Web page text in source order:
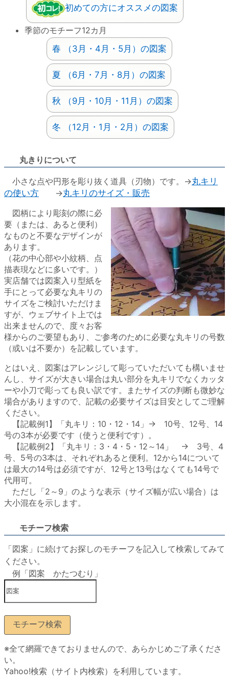
初めての方にオススメの図案
季節のモチーフ12カ月
春 （3月・4月・5月）の図案
夏 （6月・7月・8月）の図案
秋 （9月・10月・11月）の図案
冬 （12月・1月・2月）の図案
丸きりについて
小さな点や円形を彫り抜く道具（刃物）です。→丸キリ
の使い方 →丸キリのサイズ・販売
図柄により彫刻の際に必
要（または、あると便利）
なものと不要なデザインが
あります。
（花の中心部や小紋柄、点
描表現などに多いです。）
実店舗では図案入り型紙を
手にとって必要な丸キリの
サイズをご検討いただけま
すが、ウェブサイト上では
出来ませんので、度々お客
様からのご要望もあり、ご参考のために必要な丸キリの号数
（或いは不要か）を記載しています。
とはいえ、図案はアレンジして彫っていただいても構いませ
んし、サイズが大きい場合は丸い部分を丸キリでなくカッタ
ーや小刀で彫っても良い訳です。またサイズの判断も微妙な
場合がありますので、記載の必要サイズは目安としてご理解
ください。
【記載例1】「丸キリ：10・12・14」→ 10号、12号、14
号の3本が必要です（使うと便利です）。
【記載例2】「丸キリ：3・4・5・12～14」 → 3号、4
号、5号の3本は、それぞれあると便利。12から14について
は最大の14号は必須ですが、12号と13号はなくても14号で
代用可。
ただし「2～9」のような表示（サイズ幅が広い場合）は
大小混在を示します。
モチーフ検索
「図案」に続けてお探しのモチーフを記入して検索してみて
ください。
例「図案 かたつむり」
※全て網羅できておりませんので、あらかじめご了承くださ
い。
Yahoo!検索（サイト内検索）を利用しています。